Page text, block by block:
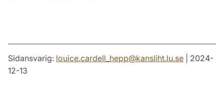
Sidansvarig: louice.cardell_hepp@kansliht.lu.se | 2024-
12-13